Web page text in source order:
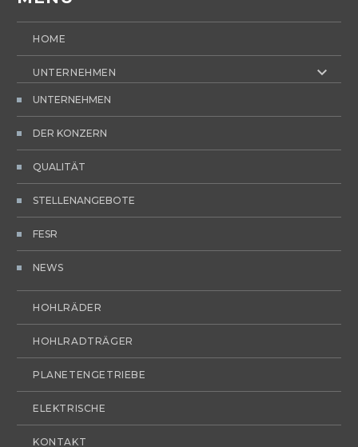
HOME
UNTERNEHMEN
UNTERNEHMEN
DER KONZERN
QUALITÄT
STELLENANGEBOTE
FESR
NEWS
HOHLRÄDER
HOHLRADTRÄGER
PLANETENGETRIEBE
ELEKTRISCHE
KONTAKT